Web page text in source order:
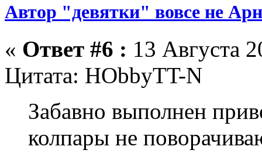
Автор "девятки" вовсе не
« Ответ #6 : 13 Августа
Цитата: HObbyTT-N
Забавно выполнен
колпары не